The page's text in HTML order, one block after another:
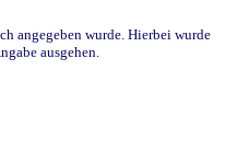
angegeben wurde. Hierbei wurde
ausgehen.